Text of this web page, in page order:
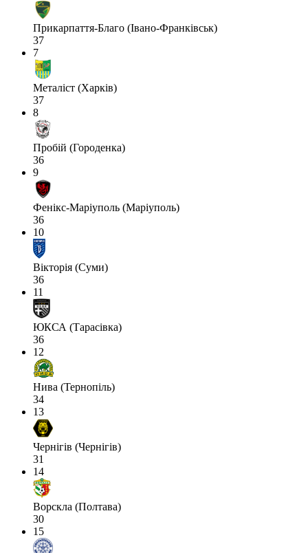
Прикарпаття-Благо (Івано-Франківськ)
37
7
Металіст (Харків)
37
8
Пробій (Городенка)
36
9
Фенікс-Маріуполь (Маріуполь)
36
10
Вікторія (Суми)
36
11
ЮКСА (Тарасівка)
36
12
Нива (Тернопіль)
34
13
Чернігів (Чернігів)
31
14
Ворскла (Полтава)
30
15